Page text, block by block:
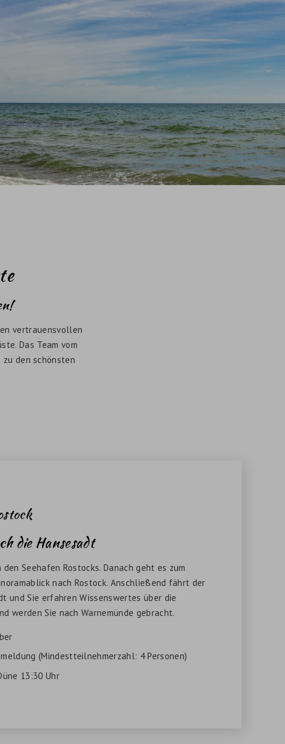
vertrauensvollen
Das Team vom
den schönsten
die Hansesadt
Seehafen Rostocks. Danach geht es zum
nach Rostock. Anschließend fährt der
und Sie erfahren Wissenswertes über die
werden Sie nach Warnemünde gebracht.
(Mindestteilnehmerzahl: 4 Personen)
13:30 Uhr